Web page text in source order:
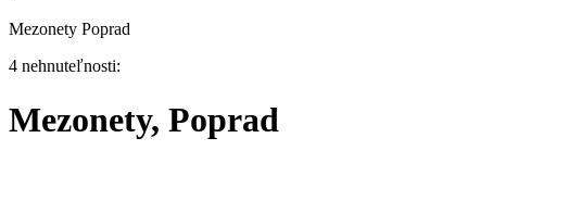
Mezonety Poprad
4 nehnuteľnosti:
Mezonety, Poprad